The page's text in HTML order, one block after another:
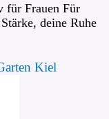
für Frauen Für
deine Ruhe
Kiel